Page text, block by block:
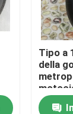
Tipo a
della
con